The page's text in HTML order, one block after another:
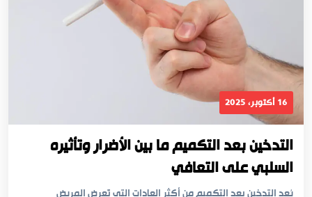
16 أكتوبر، 2025
التدخين بعد التكميم ما بين الأضرار وتأثيره
السلبي على التعافي
يُعد التدخين بعد التكميم من أكثر العادات التي تُعرض المريض